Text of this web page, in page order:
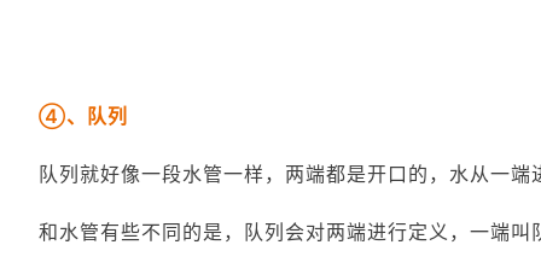
④、队列
队列就好像一段水管一样，两端都是开口的，水从一
和水管有些不同的是，队列会对两端进行定义，一端